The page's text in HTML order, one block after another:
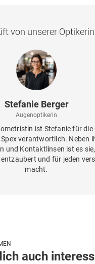
von unserer Optikerin
Stefanie Berger
Augenoptikerin
ist Stefanie für die
verantwortlich. Neben
und Kontaktlinsen ist es
und für jeden
macht.
auch